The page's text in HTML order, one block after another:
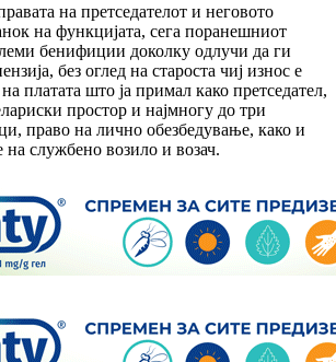
на претседателот и неговото
на функцијата, сега поранешниот
бенифиции доколку одлучи да ги
без оглед на староста чиј износ е
платата што ја примал како претседател,
простор и најмногу до три
право на лично обезбедување, како и
службено возило и возач.